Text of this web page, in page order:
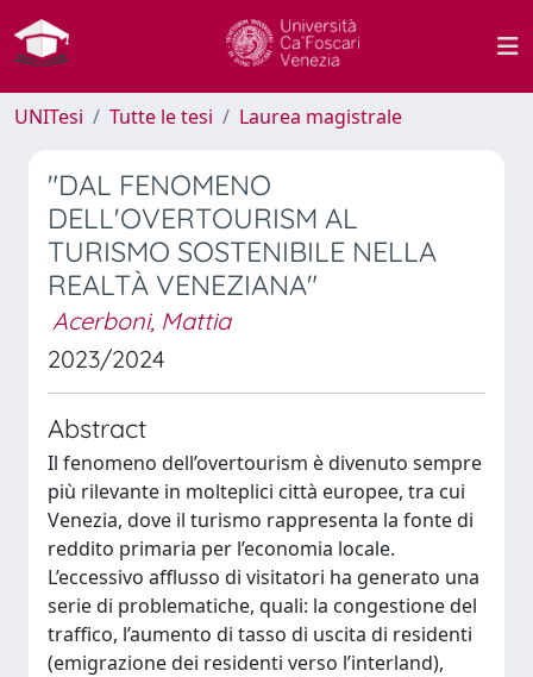
UNITesi Tutte le tesi Laurea magistrale
"DAL FENOMENO
DELL'OVERTOURISM AL
TURISMO SOSTENIBILE NELLA
REALTÀ VENEZIANA"
Acerboni, Mattia
2023/2024
Abstract
Il fenomeno dell’overtourism è divenuto sempre
più rilevante in molteplici città europee, tra cui
Venezia, dove il turismo rappresenta la fonte di
reddito primaria per l’economia locale.
L’eccessivo afflusso di visitatori ha generato una
serie di problematiche, quali: la congestione del
traffico, l’aumento di tasso di uscita di residenti
(emigrazione dei residenti verso l’interland),